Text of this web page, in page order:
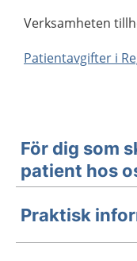
Verksamheten
Patientavgifter i
För dig som
patient hos
Praktisk